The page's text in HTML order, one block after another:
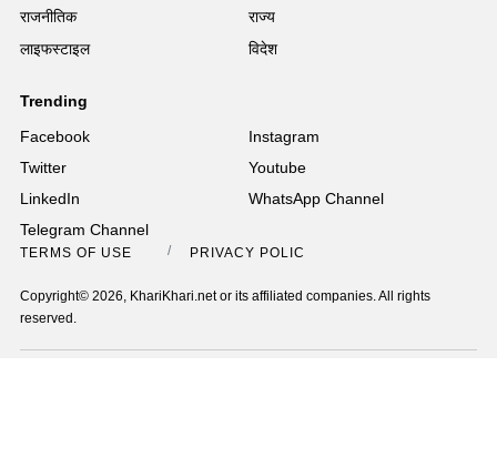
राजनीतिक
राज्य
लाइफस्टाइल
विदेश
Trending
Facebook
Instagram
Twitter
Youtube
LinkedIn
WhatsApp Channel
Telegram Channel
TERMS OF USE PRIVACY POLICY
Copyright© 2026, KhariKhari.net or its affiliated companies. All rights
reserved.